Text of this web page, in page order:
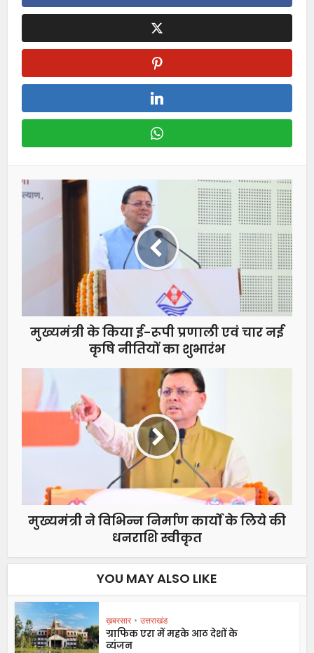
मुख्यमंत्री के किया ई-रूपी प्रणाली एवं चार नई
कृषि नीतियों का शुभारंभ
मुख्यमंत्री ने विभिन्न निर्माण कार्यों के लिये की
धनराशि स्वीकृत
YOU MAY ALSO LIKE
ख़बरसार • उत्तराखंड
ग्राफिक एरा में महके आठ देशों के
व्यंजन